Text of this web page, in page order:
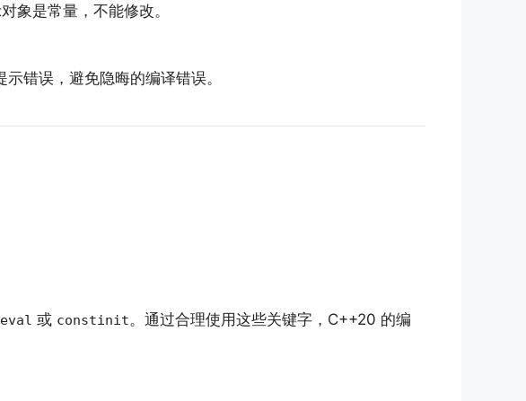
象是常量，不能修改。
示错误，避免隐晦的编译错误。
或 constinit。通过合理使用这些关键字，C++20 的编